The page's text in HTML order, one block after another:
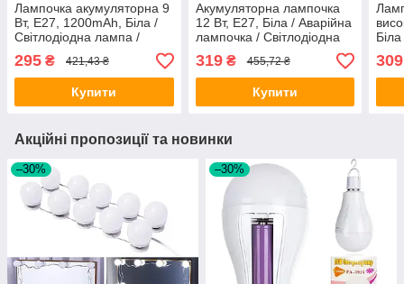
Лампочка акумуляторна 9
Вт, E27, 1200mAh, Біла /
Світлодіодна лампа /
Енергозберігаюча лампа /
LED лампа / Аварійна
лампочка
295 ₴ 421,43 ₴
Купити
Акумуляторна лампочка
12 Вт, E27, Біла / Аварійна
лампочка / Світлодіодна
лампа / LED лампа
319₴ 455,72 ₴
Купити
309
Акційні пропозиції та новинки
–30% –30%